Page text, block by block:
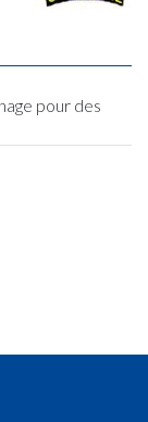
pour des